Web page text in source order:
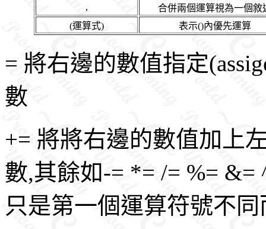
,
合併兩個運算視為一個敘
(運算式)
表示()內優先運算
= 將右邊的數值指定
數
+= 將將右邊的數值加上
數,其餘如-= *= /= %= &=
只是第一個運算符號不同